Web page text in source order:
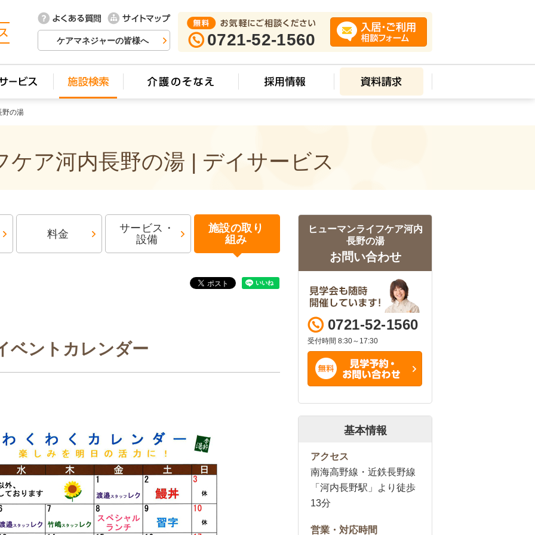
ケアマネジャーの皆様へ 0721-52-1560
野の湯
ケア河内長野の湯 | デイサービス
料金
サービス・
設備
施設の取り
組み
ベントカレンダー
ヒューマンライフケア河内
長野の湯
お問い合わせ
0721-52-1560
受付時間 8:30～17:30
基本情報
アクセス
南海高野線・近鉄長野線
「河内長野駅」より徒歩
13分
営業・対応時間